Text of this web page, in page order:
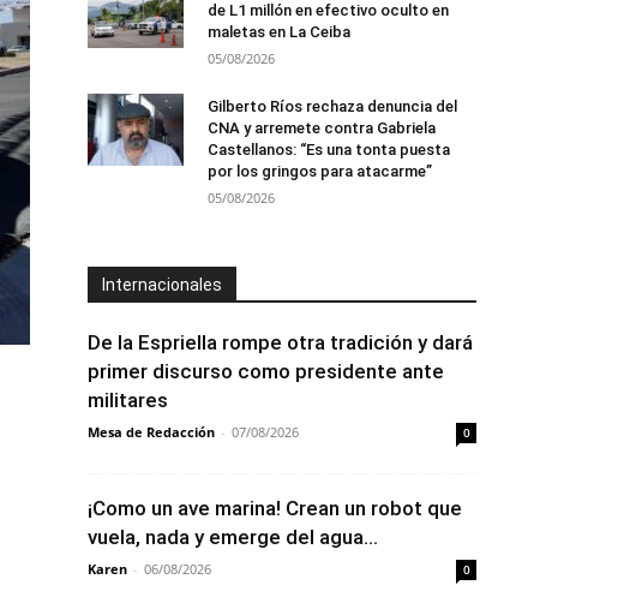
de L1 millón en efectivo oculto en
maletas en La Ceiba
05/08/2026
Gilberto Ríos rechaza denuncia del
CNA y arremete contra Gabriela
Castellanos: “Es una tonta puesta
por los gringos para atacarme”
05/08/2026
Internacionales
De la Espriella rompe otra tradición y dará
primer discurso como presidente ante
militares
Mesa de Redacción - 07/08/2026 0
¡Como un ave marina! Crean un robot que
vuela, nada y emerge del agua...
Karen - 06/08/2026 0